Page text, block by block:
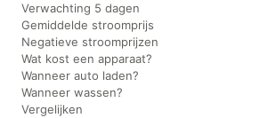
Verwachting 5 dagen
Gemiddelde stroomprijs
Negatieve stroomprijzen
Wat kost een apparaat?
Wanneer auto laden?
Wanneer wassen?
Vergelijken